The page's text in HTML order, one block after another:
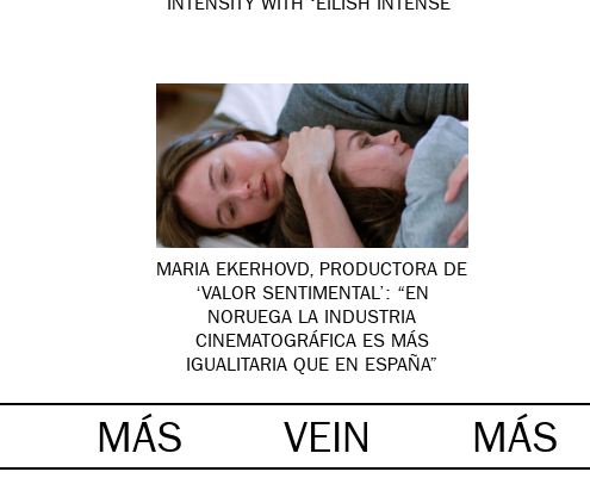
INTENSITY WITH ‘EILISH INTENSE’
MARIA EKERHOVD, PRODUCTORA DE
‘VALOR SENTIMENTAL’: “EN
NORUEGA LA INDUSTRIA
CINEMATOGRÁFICA ES MÁS
IGUALITARIA QUE EN ESPAÑA”
MÁS VEIN MÁS